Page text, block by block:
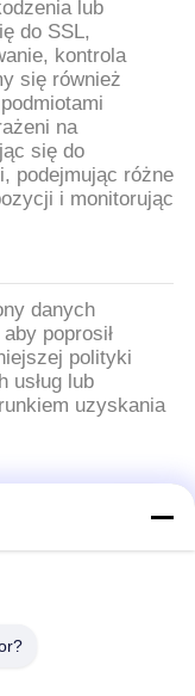
lub
do SSL,
kontrola
się również
na
się do
podejmując różne
i monitorując
danych
poprosił
polityki
usług lub
uzyskania
z filtrem